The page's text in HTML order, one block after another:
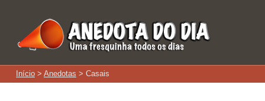
Início > Anedotas > Casais